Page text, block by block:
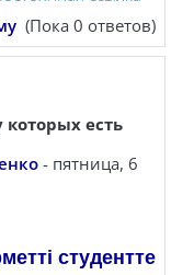
(Пока 0 ответов)
есть
- пятница, 6
студенттер,